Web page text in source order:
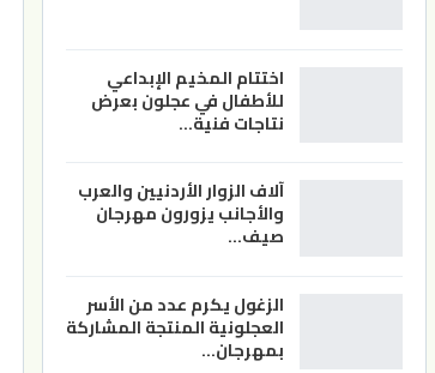
اختتام المخيم الإبداعي
للأطفال في عجلون بعرض
نتاجات فنية…
آلاف الزوار الأردنيين والعرب
والأجانب يزورون مهرجان
صيف…
الزغول يكرم عدد من الأسر
العجلونية المنتجة المشاركة
بمهرجان…